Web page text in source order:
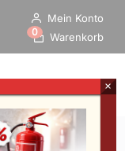
Mein Konto
Warenkorb
0
Schränke
×